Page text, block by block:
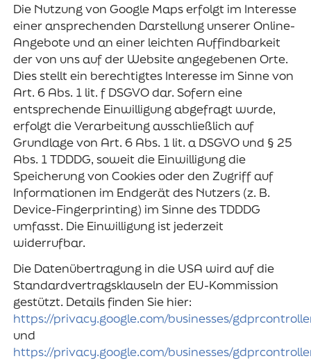
Die Nutzung von Google Maps erfolgt im Interesse
einer ansprechenden Darstellung unserer Online-
Angebote und an einer leichten Auffindbarkeit
der von uns auf der Website angegebenen Orte.
Dies stellt ein berechtigtes Interesse im Sinne von
Art. 6 Abs. 1 lit. f DSGVO dar. Sofern eine
entsprechende Einwilligung abgefragt wurde,
erfolgt die Verarbeitung ausschließlich auf
Grundlage von Art. 6 Abs. 1 lit. a DSGVO und § 25
Abs. 1 TDDDG, soweit die Einwilligung die
Speicherung von Cookies oder den Zugriff auf
Informationen im Endgerät des Nutzers (z. B.
Device-Fingerprinting) im Sinne des TDDDG
umfasst. Die Einwilligung ist jederzeit
widerrufbar.
Die Datenübertragung in die USA wird auf die
Standardvertragsklauseln der EU-Kommission
gestützt. Details finden Sie hier:
https://privacy.google.com/businesses/
und
https://privacy.google.com/businesses/